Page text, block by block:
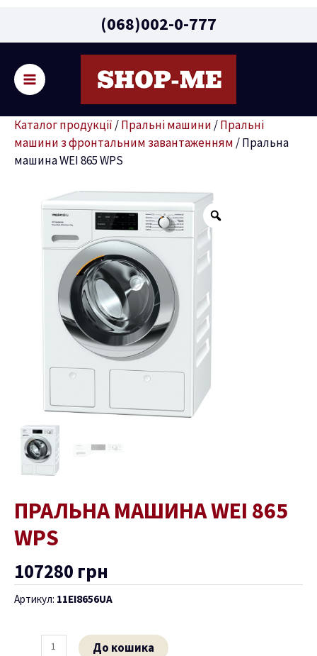
(068)002-0-777
Menu
Каталог продукції /Пральні машини /Пральні
машини з фронтальним завантаженням /Пральна
машина WEI 865 WPS
ПРАЛЬНА МАШИНА WEI 865
WPS
107280 грн
Артикул: 11EI8656UA
Пральна
машина
кількість
До кошика